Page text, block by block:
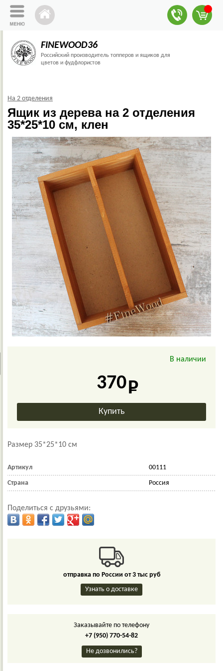
FINEWOOD36
Российский производитель топперов и ящиков для
цветов и фудфлористов
На 2 отделения
Ящик из дерева на 2 отделения
35*25*10 см, клен
В наличии
370
Размер 35*25*10 см
Артикул 00111
Страна Россия
Поделиться с друзьями:
отправка по России от 3 тыс руб
Узнать о доставке
Заказывайте по телефону
+7 (950) 770-54-82
Не дозвонились?